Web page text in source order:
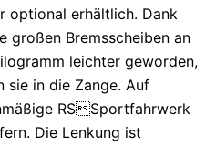
optional erhältlich. Dank
großen Bremsscheiben an
leichter geworden,
sie in die Zange. Auf
RSSportfahrwerk
Die Lenkung ist